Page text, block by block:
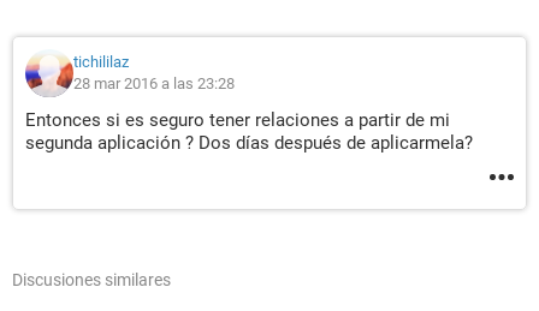
tichililaz
28 mar 2016 a las 23:28
Entonces si es seguro tener relaciones a partir de mi
segunda aplicación ? Dos días después de aplicarmela?
Discusiones similares